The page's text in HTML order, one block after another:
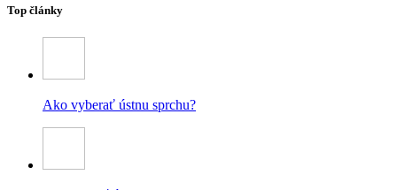
Top články
Ako vyberať ústnu sprchu?